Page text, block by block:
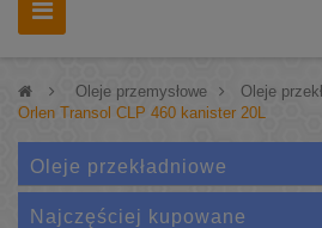
> Oleje przemysłowe > Oleje
Orlen Transol CLP 460 kanister 20L
Oleje przekładniowe
Najczęściej kupowane